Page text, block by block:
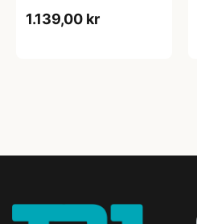
1.139,00 kr